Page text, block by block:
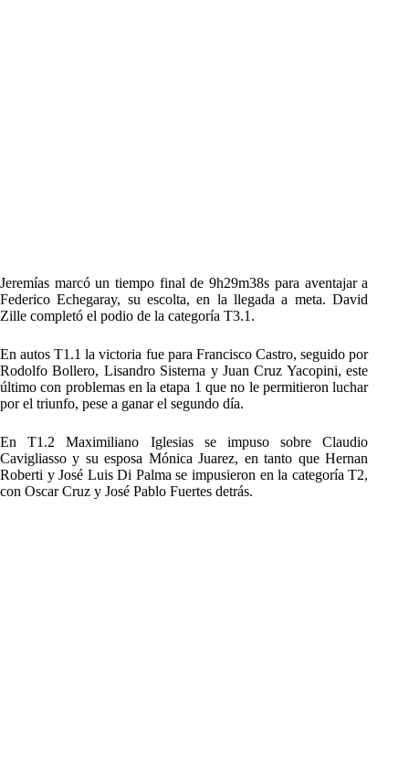
Jeremías marcó un tiempo final de 9h29m38s para aventajar a
Federico Echegaray, su escolta, en la llegada a meta. David
Zille completó el podio de la categoría T3.1.
En autos T1.1 la victoria fue para Francisco Castro, seguido por
Rodolfo Bollero, Lisandro Sisterna y Juan Cruz Yacopini, este
último con problemas en la etapa 1 que no le permitieron luchar
por el triunfo, pese a ganar el segundo día.
En T1.2 Maximiliano Iglesias se impuso sobre Claudio
Cavigliasso y su esposa Mónica Juarez, en tanto que Hernan
Roberti y José Luis Di Palma se impusieron en la categoría T2,
con Oscar Cruz y José Pablo Fuertes detrás.